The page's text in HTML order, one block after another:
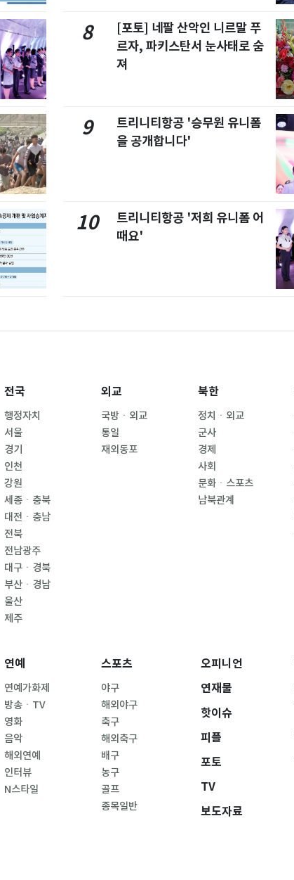
8
[포토] 네팔 산악인 니르말 푸
르자, 파키스탄서 눈사태로 숨
져
9
트리니티항공 '승무원 유니폼
을 공개합니다'
10
트리니티항공 '저희 유니폼 어
때요'
전국
행정자치
서울
경기
인천
강원
세종ㆍ충북
대전ㆍ충남
전북
전남광주
대구ㆍ경북
부산ㆍ경남
울산
제주
외교
국방ㆍ외교
통일
재외동포
북한
정치ㆍ외교
군사
경제
사회
문화ㆍ스포츠
남북관계
연예
연예가화제
방송ㆍTV
영화
음악
해외연예
인터뷰
N스타일
스포츠
야구
해외야구
축구
해외축구
배구
농구
골프
종목일반
오피니언
연재물
핫이슈
피플
포토
TV
보도자료